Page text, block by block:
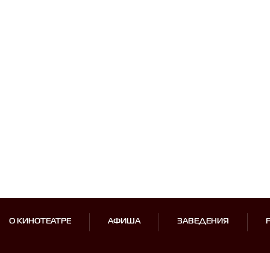
О КИНОТЕАТРЕ АФИША ЗАВЕДЕНИЯ